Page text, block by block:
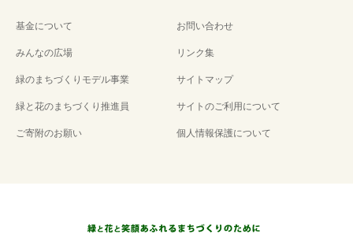
基金について
みんなの広場
緑のまちづくりモデル事業
緑と花のまちづくり推進員
ご寄附のお願い
お問い合わせ
リンク集
サイトマップ
サイトのご利用について
個人情報保護について